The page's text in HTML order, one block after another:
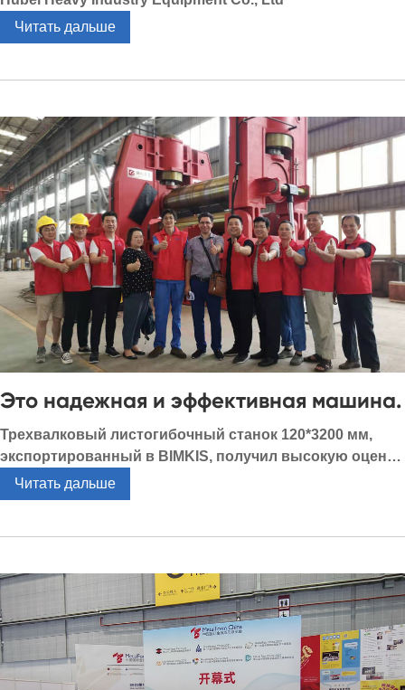
Читать дальше
Это надежная и эффективная машина.
Трехвалковый листогибочный станок 120*3200 мм,
экспортированный в BIMKIS, получил высокую оценку
инженеров BIMKIS. Это надежная и эффективная
машина.
Читать дальше